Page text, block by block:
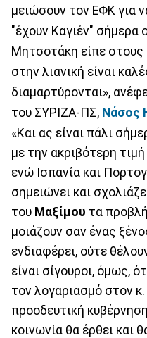
μειώσουν τον ΕΦΚ για
"έχουν Καγιέν" σήμερα
Μητσοτάκη είπε στους
στην λιανική είναι
διαμαρτύρονται»,
του ΣΥΡΙΖΑ-ΠΣ, Νάσος
«Και ας είναι πάλι
με την ακριβότερη
ενώ Ισπανία και
σημειώνει και
του Μαξίμου τα
μοιάζουν σαν ένας
ενδιαφέρει, ούτε
είναι σίγουροι, όμως,
τον λογαριασμό στον
προοδευτική
κοινωνία θα έρθει και